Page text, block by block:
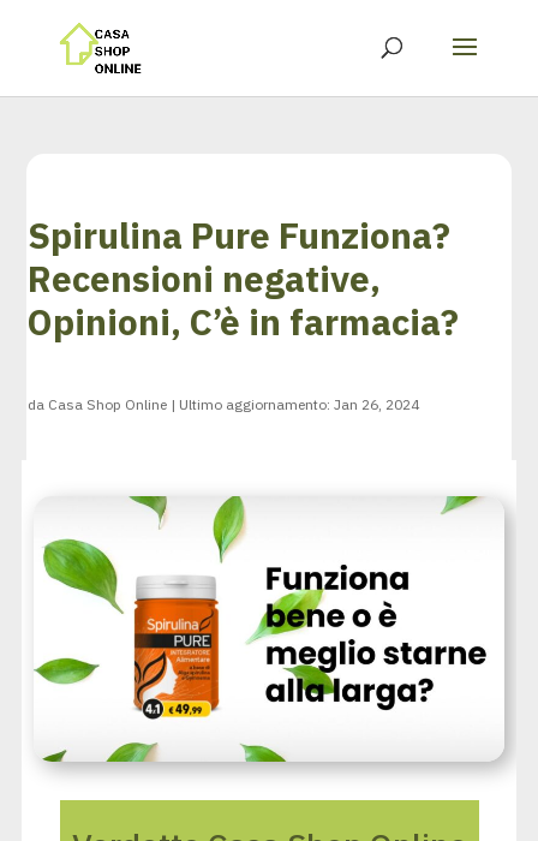
Spirulina Pure Funziona?
Recensioni negative,
Opinioni, C’è in farmacia?
da Casa Shop Online | Ultimo aggiornamento: Jan 26, 2024